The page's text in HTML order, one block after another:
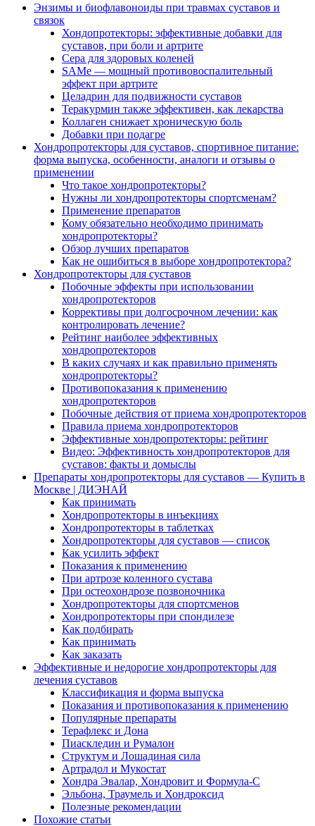
Энзимы и биофлавоноиды при травмах суставов и
связок
Хондопротекторы: эффективные добавки для
суставов, при боли и артрите
Сера для здоровых коленей
SAMe — мощный противовоспалительный
эффект при артрите
Целадрин для подвижности суставов
Теракурмин также эффективен, как лекарства
Коллаген снижает хроническую боль
Добавки при подагре
Хондропротекторы для суставов, спортивное питание:
форма выпуска, особенности, аналоги и отзывы о
применении
Что такое хондропротекторы?
Нужны ли хондропротекторы спортсменам?
Применение препаратов
Кому обязательно необходимо принимать
хондропротекторы?
Обзор лучших препаратов
Как не ошибиться в выборе хондропротектора?
Хондропротекторы для суставов
Побочные эффекты при использовании
хондропротекторов
Коррективы при долгосрочном лечении: как
контролировать лечение?
Рейтинг наиболее эффективных
хондропротекторов
В каких случаях и как правильно применять
хондропротекторы?
Противопоказания к применению
хондропротекторов
Побочные действия от приема хондропротекторов
Правила приема хондропротекторов
Эффективные хондропротекторы: рейтинг
Видео: Эффективность хондропротекторов для
суставов: факты и домыслы
Препараты хондропротекторы для суставов — Купить в
Москве | ДИЭНАЙ
Как принимать
Хондропротекторы в инъекциях
Хондропротекторы в таблетках
Хондропротекторы для суставов — список
Как усилить эффект
Показания к применению
При артрозе коленного сустава
При остеохондрозе позвоночника
Хондропротекторы для спортсменов
Хондропротекторы при спондилезе
Как подбирать
Как принимать
Как заказать
Эффективные и недорогие хондропротекторы для
лечения суставов
Классификация и форма выпуска
Показания и противопоказания к применению
Популярные препараты
Терафлекс и Дона
Пиаскледин и Румалон
Структум и Лошадиная сила
Артрадол и Мукостат
Хондра Эвалар, Хондровит и Формула-С
Эльбона, Траумель и Хондроксид
Полезные рекомендации
Похожие статьи